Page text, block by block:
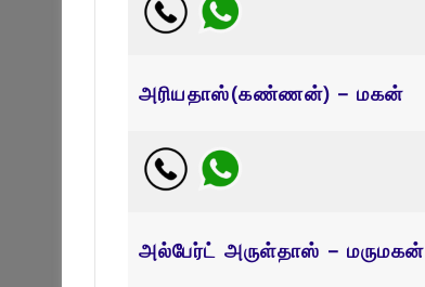
அரியதாஸ்(கண்ணன்) – மகன்
அல்பேர்ட் அருள்தாஸ் – மருமகன்